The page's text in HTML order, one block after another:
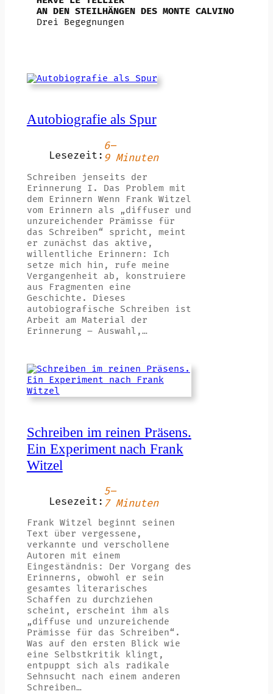
AN DEN STEILHÄNGEN DES MONTE CALVINO
Drei Begegnungen
Autobiografie als Spur
Lesezeit:
6–
9 Minuten
Schreiben jenseits der
Erinnerung I. Das Problem mit
dem Erinnern Wenn Frank Witzel
vom Erinnern als „diffuser und
unzureichender Prämisse für
das Schreiben“ spricht, meint
er zunächst das aktive,
willentliche Erinnern: Ich
setze mich hin, rufe meine
Vergangenheit ab, konstruiere
aus Fragmenten eine
Geschichte. Dieses
autobiografische Schreiben ist
Arbeit am Material der
Erinnerung – Auswahl,…
Schreiben im reinen Präsens.
Ein Experiment nach Frank
Witzel
Lesezeit:
5–
7 Minuten
Frank Witzel beginnt seinen
Text über vergessene,
verkannte und verschollene
Autoren mit einem
Eingeständnis: Der Vorgang des
Erinnerns, obwohl er sein
gesamtes literarisches
Schaffen zu durchziehen
scheint, erscheint ihm als
„diffuse und unzureichende
Prämisse für das Schreiben“.
Was auf den ersten Blick wie
eine Selbstkritik klingt,
entpuppt sich als radikale
Sehnsucht nach einem anderen
Schreiben…